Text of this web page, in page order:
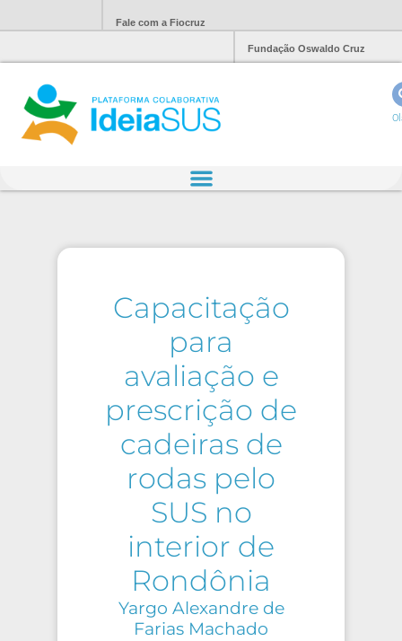
Fale com a Fiocruz
Fundação Oswaldo Cruz
Capacitação
para
avaliação e
prescrição de
cadeiras de
rodas pelo
SUS no
interior de
Rondônia
Yargo Alexandre de
Farias Machado